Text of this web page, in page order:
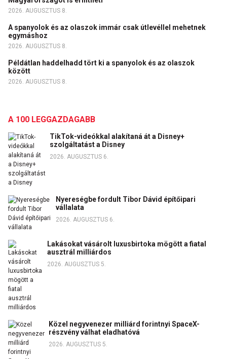
2026. AUGUSZTUS 8.
A spanyolok és az olaszok immár csak útlevéllel mehetnek
egymáshoz
2026. AUGUSZTUS 8.
Példátlan haddelhadd tört ki a spanyolok és az olaszok
között
2026. AUGUSZTUS 8.
A 100 LEGGAZDAGABB
TikTok-videókkal alakítaná át a Disney+
szolgáltatást a Disney
2026. AUGUSZTUS 6.
Nyereségbe fordult Tibor Dávid építőipari
vállalata
2026. AUGUSZTUS 6.
Lakásokat vásárolt luxusbirtoka mögött a fiatal
ausztrál milliárdos
2026. AUGUSZTUS 5.
Közel negyvenezer milliárd forintnyi SpaceX-
részvény válhat eladhatóvá
2026. AUGUSZTUS 5.